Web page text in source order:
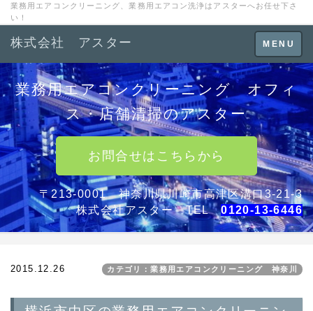
業務用エアコンクリーニング、業務用エアコン洗浄はアスターへお任せ下さ
い！
Toggle
navigation
MENU
株式会社 アスター
業務用エアコンクリーニング オフィ
ス・店舗清掃のアスター
お問合せはこちらから
〒213-0001 神奈川県川崎市高津区溝口3-21-3
株式会社アスター TEL0120-13-6446
2015.12.26 カテゴリ：業務用エアコンクリーニング 神奈川